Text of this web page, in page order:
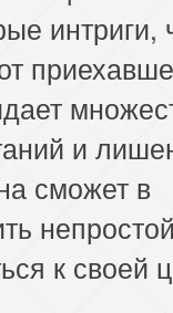
интриги,
и
сможет в
к своей